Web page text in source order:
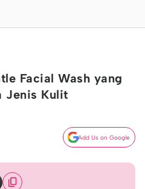
Facial Wash yang
Jenis Kulit
Add Us on Google